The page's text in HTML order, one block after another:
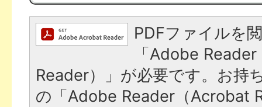
PDFファイルを
「Adobe
Reader）」が必要です。お持
の「Adobe Reader（Acrobat